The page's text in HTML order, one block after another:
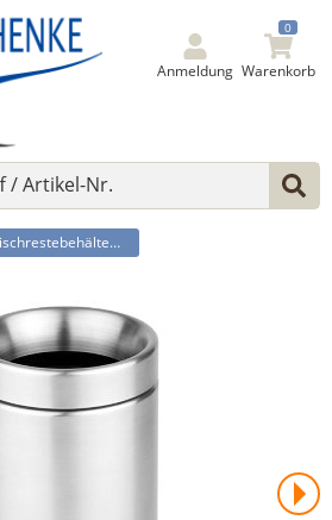
Anmeldung
0
Warenkorb
Tischrestebehälter -SUNDAY-